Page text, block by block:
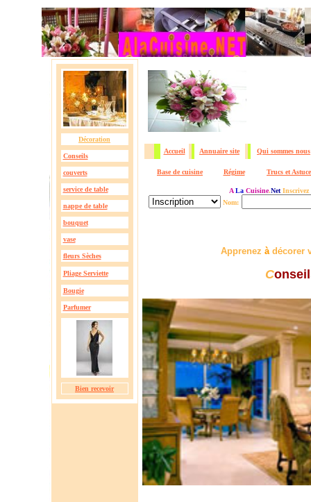
Décoration
Conseils
couverts
service de table
nappe de table
bouquet
vase
fleurs Sèches
Pliage Serviette
Bougie
Parfumer
Bien recevoir
Accueil Annuaire site Qui sommes nous
Base de cuisine Régime Trucs et
ALaCuisine.Net Inscrivez
Nom:
Apprenez àdécorer
C